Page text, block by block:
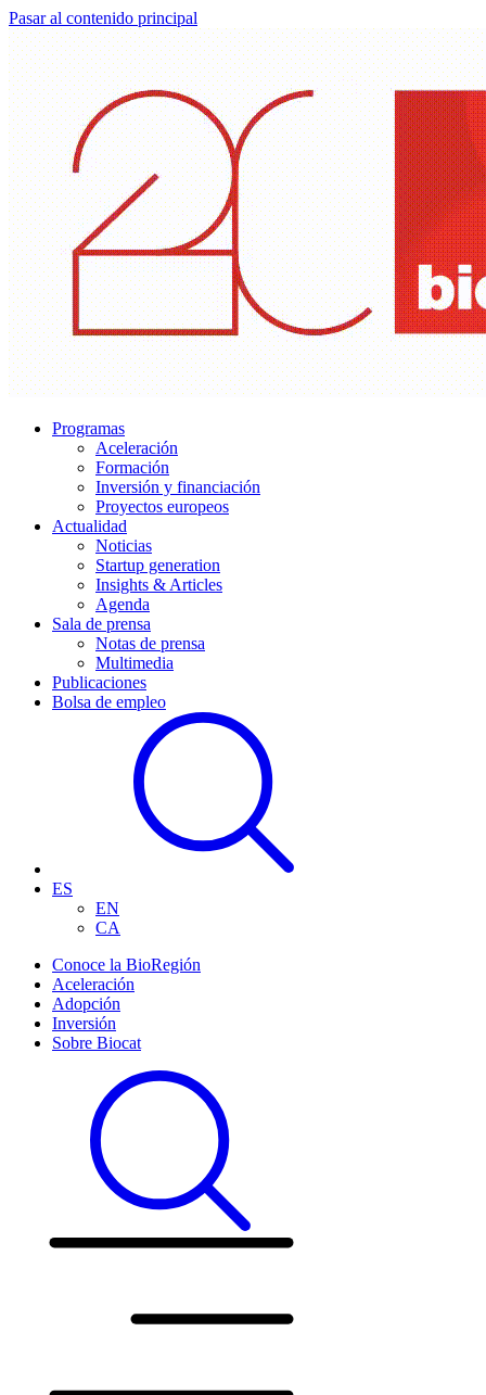
Pasar al contenido principal
Programas
Aceleración
Formación
Inversión y financiación
Proyectos europeos
Actualidad
Noticias
Startup generation
Insights & Articles
Agenda
Sala de prensa
Notas de prensa
Multimedia
Publicaciones
Bolsa de empleo
ES
EN
CA
Conoce la BioRegión
Aceleración
Adopción
Inversión
Sobre Biocat